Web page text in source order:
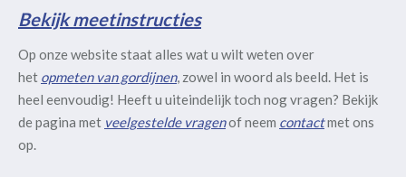
Bekijk meetinstructies
Op onze website staat alles wat u wilt weten over
het opmeten van gordijnen, zowel in woord als beeld. Het is
heel eenvoudig! Heeft u uiteindelijk toch nog vragen? Bekijk
de pagina met veelgestelde vragenof neem contactmet ons
op.